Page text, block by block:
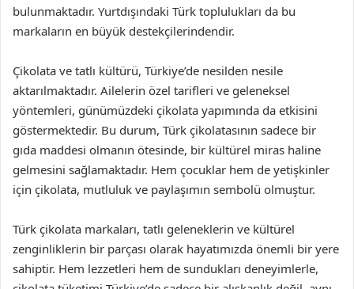
bulunmaktadır. Yurtdışındaki Türk toplulukları da bu
markaların en büyük destekçilerindendir.
Çikolata ve tatlı kültürü, Türkiye’de nesilden nesile
aktarılmaktadır. Ailelerin özel tarifleri ve geleneksel
yöntemleri, günümüzdeki çikolata yapımında da etkisini
göstermektedir. Bu durum, Türk çikolatasının sadece bir
gıda maddesi olmanın ötesinde, bir kültürel miras haline
gelmesini sağlamaktadır. Hem çocuklar hem de yetişkinler
için çikolata, mutluluk ve paylaşımın sembolü olmuştur.
Türk çikolata markaları, tatlı geleneklerin ve kültürel
zenginliklerin bir parçası olarak hayatımızda önemli bir yere
sahiptir. Hem lezzetleri hem de sundukları deneyimlerle,